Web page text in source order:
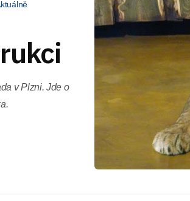
v Plzni. Jde o